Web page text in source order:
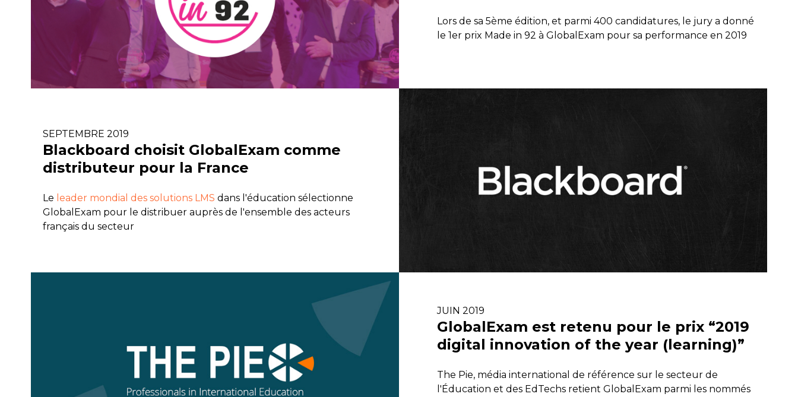
Lors de sa 5ème édition, et parmi 400 candidatures, le jury a donné
le 1er prix Made in 92 à GlobalExam pour sa performance en 2019
SEPTEMBRE 2019
Blackboard choisit GlobalExam comme
distributeur pour la France
Le leader mondial des solutions LMS dans l'éducation sélectionne
GlobalExam pour le distribuer auprès de l'ensemble des acteurs
français du secteur
JUIN 2019
GlobalExam est retenu pour le prix “2019
digital innovation of the year (learning)”
The Pie, média international de référence sur le secteur de
l'Éducation et des EdTechs retient GlobalExam parmi les nommés